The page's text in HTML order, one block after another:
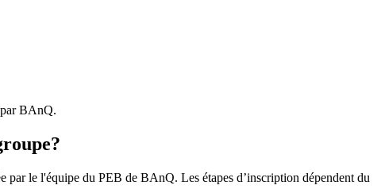
BAnQ.
le l'équipe du PEB de BAnQ. Les étapes d’inscription dépendent du